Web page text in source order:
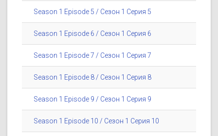
Season 1 Episode 5 / Сезон 1 Серия 5
Season 1 Episode 6 / Сезон 1 Серия 6
Season 1 Episode 7 / Сезон 1 Серия 7
Season 1 Episode 8 / Сезон 1 Серия 8
Season 1 Episode 9 / Сезон 1 Серия 9
Season 1 Episode 10 / Сезон 1 Серия 10